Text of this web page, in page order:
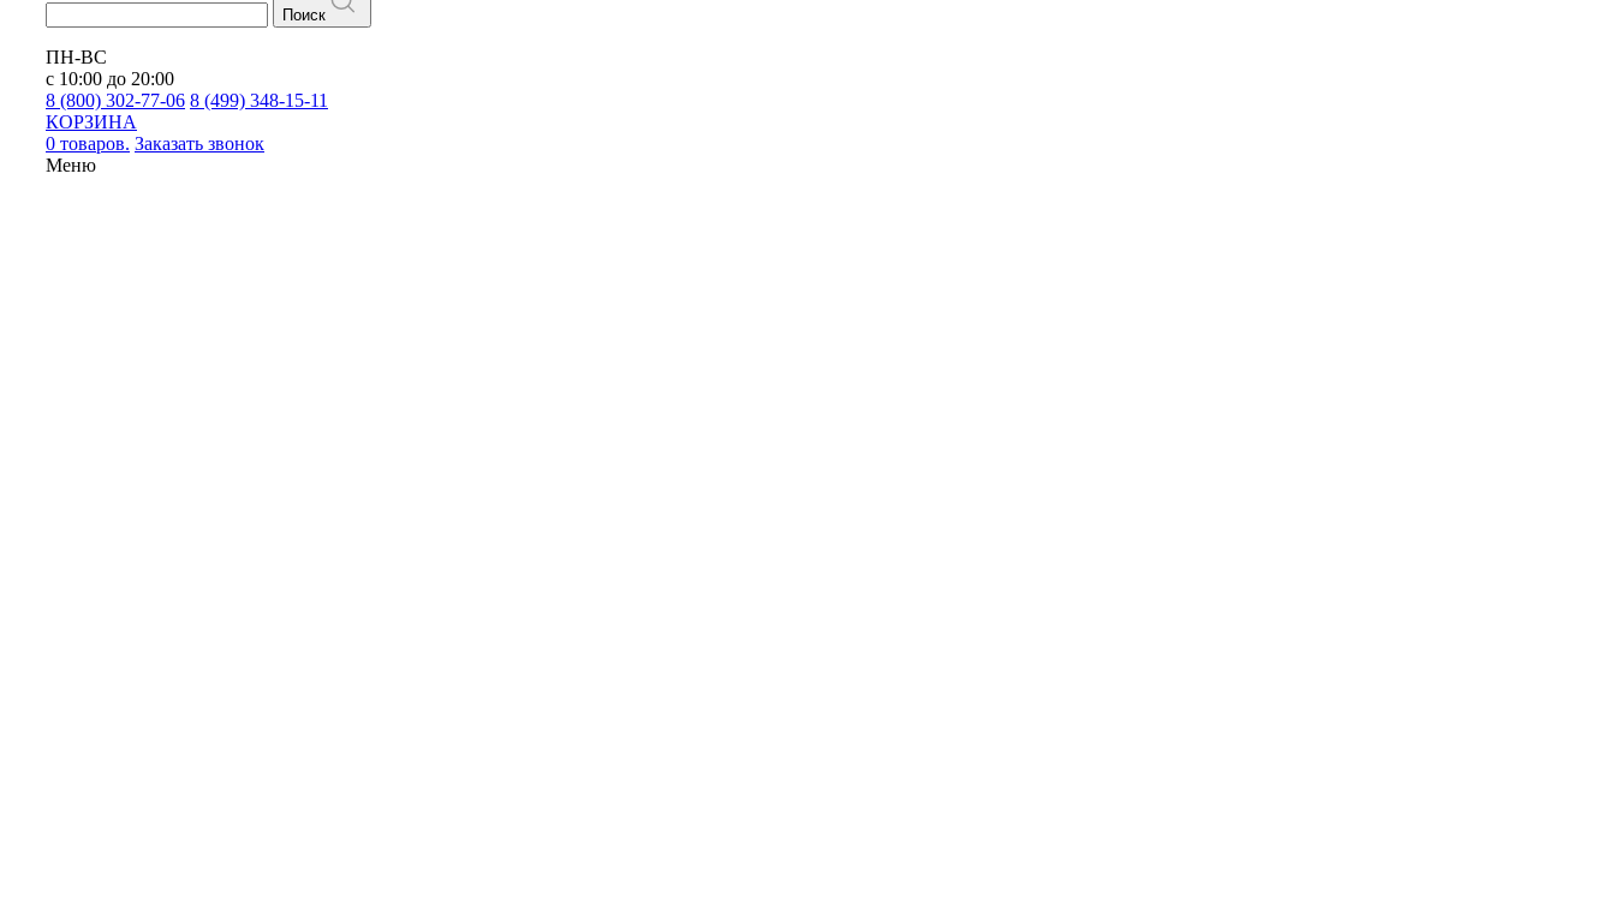
Поиск
ПН-ВС
с 10:00 до 20:00
8 (800) 302-77-06 8 (499) 348-15-11
КОРЗИНА
0 товаров. Заказать звонок
Меню